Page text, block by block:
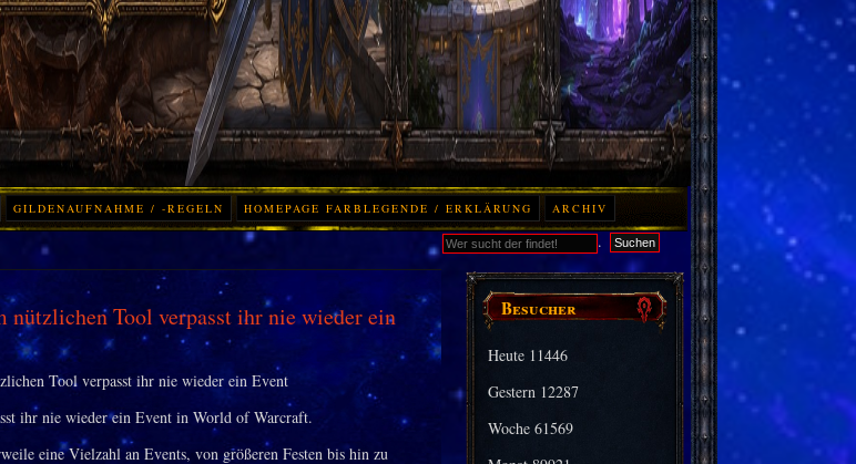
GILDENAUFNAHME / -REGELN HOMEPAGE FARBLEGENDE / ERKLÄRUNG ARCHIV
. Suchen
Besucher
Heute 11446
Gestern 12287
Woche61569
nützlichen Tool verpasst ihr nie wieder ein
ihr nie wieder ein Event in World of Warcraft.
eine Vielzahl an Events, von größeren Festen bis hin zu